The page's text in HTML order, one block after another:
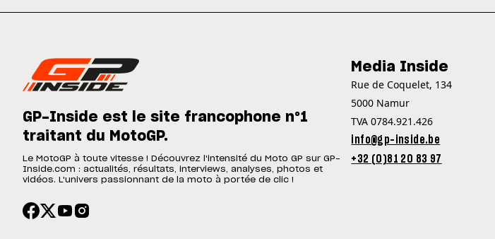
GP-Inside est le site francophone n°1
traitant du MotoGP.
Le MotoGP à toute vitesse ! Découvrez l'intensité du Moto GP sur GP-
Inside.com : actualités, résultats, interviews, analyses, photos et
vidéos. L'univers passionnant de la moto à portée de clic !
Media Inside
Rue de Coquelet, 134
5000 Namur
TVA 0784.921.426
info@gp-inside.be
+32 (0)81 20 83 97